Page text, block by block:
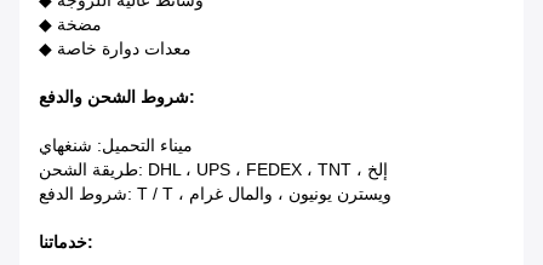
◆ مضخة
◆ معدات دوارة خاصة
شروط الشحن والدفع:
ميناء التحميل: شنغهاي
طريقة الشحن: DHL ، UPS ، FEDEX ، TNT ، إلخ
شروط الدفع: T / T ، ويسترن يونيون ، والمال غرام
خدماتنا: